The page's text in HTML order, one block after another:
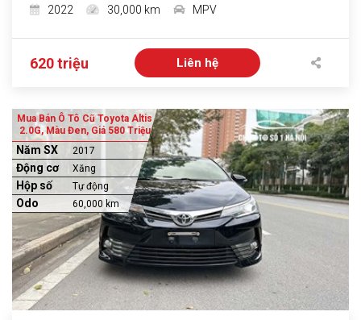
2022
30,000 km MPV
620 triệu Liên hệ
Mua Bán Ô Tô Cũ Toyota Altis
2.0G, Màu Đen, Giá 580 Triệu
Năm SX 2017
Động cơ Xăng
Hộp số Tự động
Odo 60,000 km